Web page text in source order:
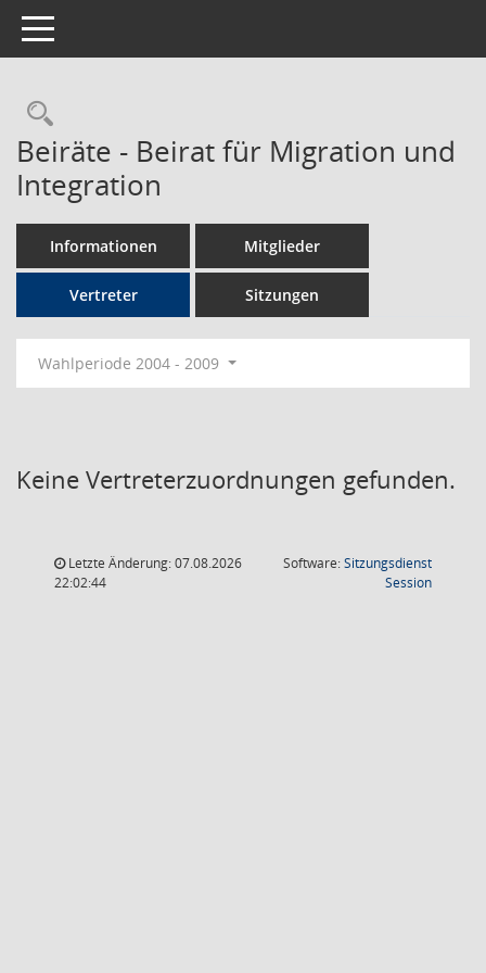
Toggle navigation
Rechercheauswahl
Beiräte - Beirat für Migration und
Integration
Informationen Mitglieder
Vertreter Sitzungen
Wahlperiode 2004 - 2009
Keine Vertreterzuordnungen gefunden.
Letzte Änderung: 07.08.2026
22:02:44
Software:Sitzungsdienst
Session(Wird in